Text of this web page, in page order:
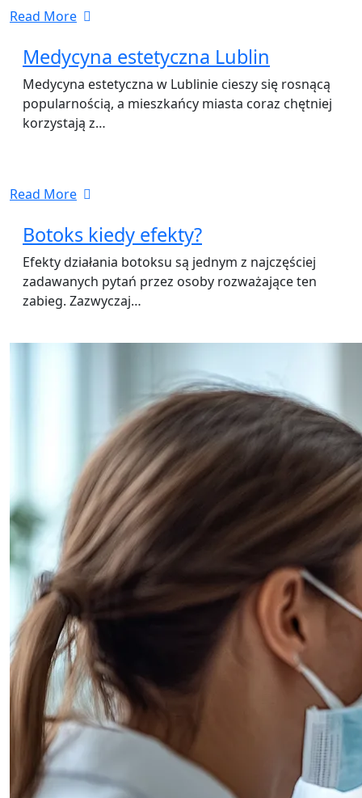
Read More
Medycyna estetyczna Lublin
Medycyna estetyczna w Lublinie cieszy się rosnącą
popularnością, a mieszkańcy miasta coraz chętniej
korzystają z…
Read More
Botoks kiedy efekty?
Efekty działania botoksu są jednym z najczęściej
zadawanych pytań przez osoby rozważające ten
zabieg. Zazwyczaj…